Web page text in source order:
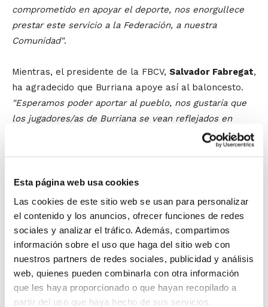
Esta página web usa cookies
Las cookies de este sitio web se usan para personalizar
el contenido y los anuncios, ofrecer funciones de redes
sociales y analizar el tráfico. Además, compartimos
información sobre el uso que haga del sitio web con
nuestros partners de redes sociales, publicidad y análisis
web, quienes pueden combinarla con otra información
que les haya proporcionado o que hayan recopilado a
partir del uso que haya hecho de sus servicios.
comprometido en apoyar el deporte, nos enorgullece
prestar este servicio a la Federación, a nuestra
Comunidad".
Mientras, el presidente de la FBCV, Salvador Fabregat,
ha agradecido que Burriana apoye así al baloncesto.
"Esperamos poder aportar al pueblo, nos gustaría que
los jugadores/as de Burriana se vean reflejados en
todas las actividades que hacemos porque además es
mucha la gente de la zona que puede participar". Tras
tener instalaciones propias, por lo que nuestra opción
siempre es colaborar con aquellos municipios que
apuestan por el deporte", el presidente ha destacado
que"la colaboración con Burriana viene desde hace
muchos años, no es de ahora. Estamos muy contentos
y trabajamos muy a gusto en Burriana, con el Pabellón
tan bueno que hay. Así que sólo esperamos que esta
colaboración sea por muchos años".